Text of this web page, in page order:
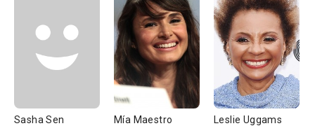
Sasha Sen Mía Maestro Leslie Uggams